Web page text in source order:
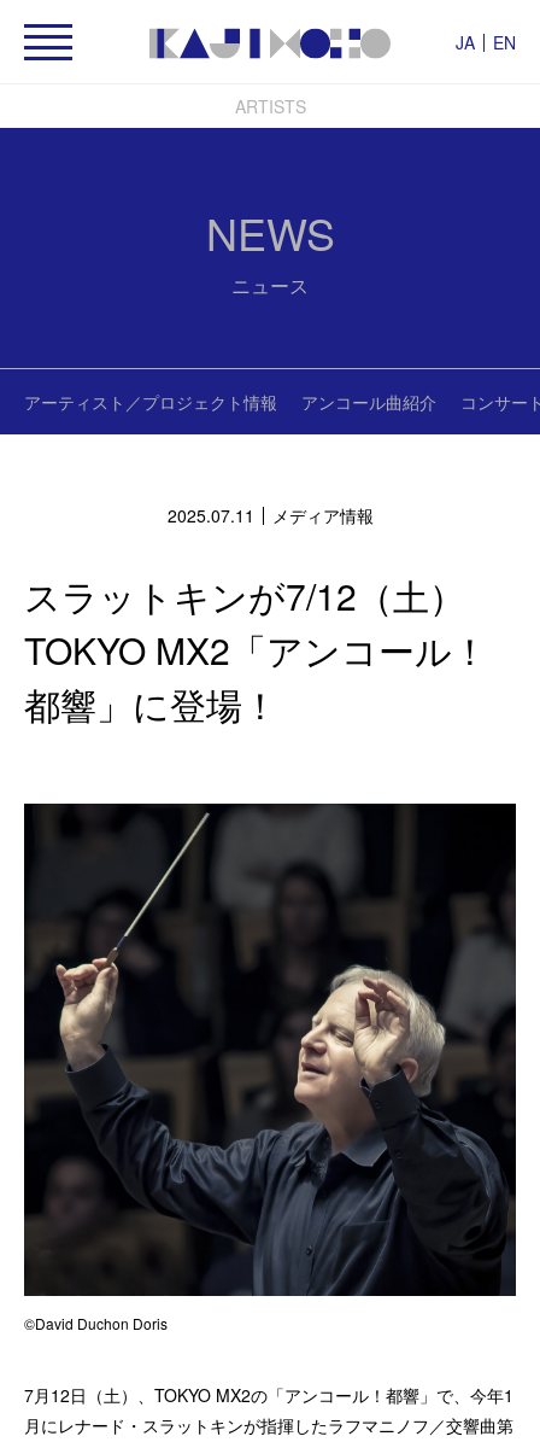
JA EN
ARTISTS
NEWS
ニュース
アーティスト／プロジェクト情報 アンコール曲紹介 コンサー
2025.07.11 メディア情報
スラットキンが7/12（土）
TOKYO MX2「アンコール！
都響」に登場！
©David Duchon Doris
7月12日（土）、TOKYO MX2の「アンコール！都響」で、今年1
月にレナード・スラットキンが指揮したラフマニノフ／交響曲第